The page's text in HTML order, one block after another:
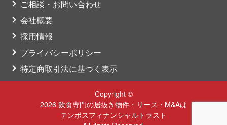
ご相談・お問い合わせ
会社概要
採用情報
プライバシーポリシー
特定商取引法に基づく表示
Copyright ©
2026 飲食専門の居抜き物件・リース・M&Aは
テンポスフィナンシャルトラスト